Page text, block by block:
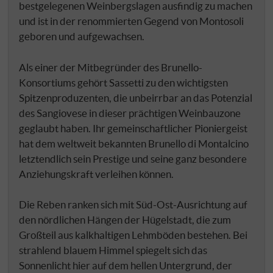
bestgelegenen Weinbergslagen ausfindig zu machen
und ist in der renommierten Gegend von Montosoli
geboren und aufgewachsen.
Als einer der Mitbegründer des Brunello-
Konsortiums gehört Sassetti zu den wichtigsten
Spitzenproduzenten, die unbeirrbar an das Potenzial
des Sangiovese in dieser prächtigen Weinbauzone
geglaubt haben. Ihr gemeinschaftlicher Pioniergeist
hat dem weltweit bekannten Brunello di Montalcino
letztendlich sein Prestige und seine ganz besondere
Anziehungskraft verleihen können.
Die Reben ranken sich mit Süd-Ost-Ausrichtung auf
den nördlichen Hängen der Hügelstadt, die zum
Großteil aus kalkhaltigen Lehmböden bestehen. Bei
strahlend blauem Himmel spiegelt sich das
Sonnenlicht hier auf dem hellen Untergrund, der